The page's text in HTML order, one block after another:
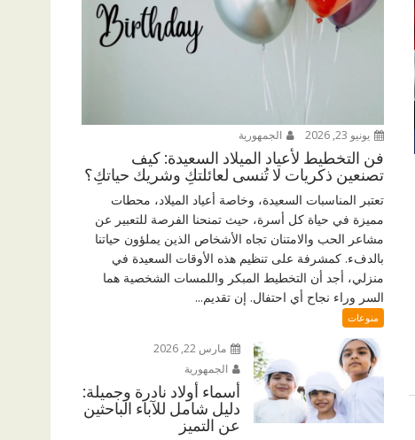
يونيو 23, 2026 الجمهورية
فن التخطيط لأعياد الميلاد السعيدة: كيف
تصنعين ذكريات لا تُنسى لعائلتكِ وشريك حياتكِ؟
تعتبر المناسبات السعيدة، وخاصة أعياد الميلاد، محطات
مميزة في حياة كل أسرة، حيث تمنحنا الفرصة للتعبير عن
مشاعر الحب والامتنان تجاه الأشخاص الذين يملؤون حياتنا
بالدفء. كمشرفة على تنظيم هذه الأوقات السعيدة في
منزلي، أجد أن التخطيط المبكر واللمسات الشخصية هما
السر وراء نجاح أي احتفال. إن تقديم...
منوعات
مارس 22, 2026
الجمهورية
أسماء أولاد نادرة وجميلة:
دليل شامل للآباء الباحثين
عن التميز